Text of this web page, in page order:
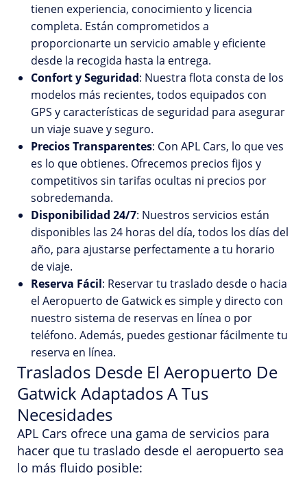
tienen experiencia, conocimiento y licencia
completa. Están comprometidos a
proporcionarte un servicio amable y eficiente
desde la recogida hasta la entrega.
Confort y Seguridad: Nuestra flota consta de los
modelos más recientes, todos equipados con
GPS y características de seguridad para asegurar
un viaje suave y seguro.
Precios Transparentes: Con APL Cars, lo que ves
es lo que obtienes. Ofrecemos precios fijos y
competitivos sin tarifas ocultas ni precios por
sobredemanda.
Disponibilidad 24/7: Nuestros servicios están
disponibles las 24 horas del día, todos los días del
año, para ajustarse perfectamente a tu horario
de viaje.
Reserva Fácil: Reservar tu traslado desde o hacia
el Aeropuerto de Gatwick es simple y directo con
nuestro sistema de reservas en línea o por
teléfono. Además, puedes gestionar fácilmente tu
reserva en línea.
Traslados Desde El Aeropuerto De
Gatwick Adaptados A Tus
Necesidades
APL Cars ofrece una gama de servicios para
hacer que tu traslado desde el aeropuerto sea
lo más fluido posible: